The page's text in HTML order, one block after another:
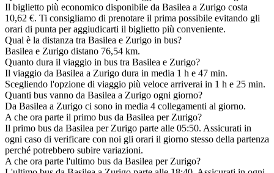
Il biglietto più economico disponibile da Basilea a Zurigo costa
10,62 €. Ti consigliamo di prenotare il prima possibile evitando gli
orari di punta per aggiudicarti il biglietto più conveniente.
Qual è la distanza tra Basilea e Zurigo in bus?
Basilea e Zurigo distano 76,54 km.
Quanto dura il viaggio in bus tra Basilea e Zurigo?
Il viaggio da Basilea a Zurigo dura in media 1 h e 47 min.
Scegliendo l'opzione di viaggio più veloce arriverai in 1 h e 25 min.
Quanti bus vanno da Basilea a Zurigo ogni giorno?
Da Basilea a Zurigo ci sono in media 4 collegamenti al giorno.
A che ora parte il primo bus da Basilea per Zurigo?
Il primo bus da Basilea per Zurigo parte alle 05:50. Assicurati in
ogni caso di verificare con noi gli orari il giorno stesso della partenza
perché potrebbero subire variazioni.
A che ora parte l'ultimo bus da Basilea per Zurigo?